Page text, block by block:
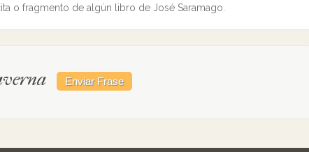
o fragmento de algún libro de José Saramago.